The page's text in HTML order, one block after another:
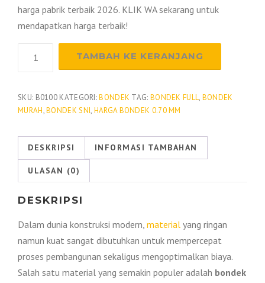
a
s
l
i
n
y
a
d
a
s
a
a
t
i
i
a
harga pabrik terbaik 2026. KLIK WA sekarang untuk
mendapatkan harga terbaik!
1
mm
TAMBAH KE KERANJANG
SKU: B0100 KATEGORI:BONDEK TAG: BONDEK FULL, BONDEK
MURAH,BONDEK SNI, HARGA BONDEK 0.70 MM
DESKRIPSI INFORMASI TAMBAHAN
ULASAN (0)
DESKRIPSI
Dalam dunia konstruksi modern, material yang ringan
namun kuat sangat dibutuhkan untuk mempercepat
proses pembangunan sekaligus mengoptimalkan biaya.
Salah satu material yang semakin populer adalah bondek